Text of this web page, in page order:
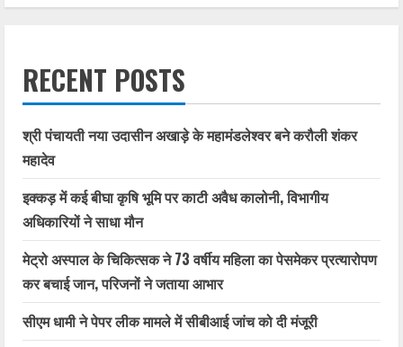
RECENT POSTS
श्री पंचायती नया उदासीन अखाड़े के महामंडलेश्वर बने करौली शंकर
महादेव
इक्कड़ में कई बीघा कृषि भूमि पर काटी अवैध कालोनी, विभागीय
अधिकारियों ने साधा मौन
मेट्रो अस्पाल के चिकित्सक ने 73 वर्षीय महिला का पेसमेकर प्रत्यारोपण
कर बचाई जान, परिजनों ने जताया आभार
सीएम धामी ने पेपर लीक मामले में सीबीआई जांच को दी मंजूरी